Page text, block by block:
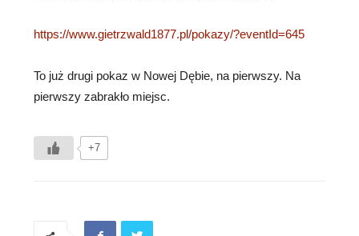
https://www.gietrzwald1877.pl/pokazy/?eventId=645
To już drugi pokaz w Nowej Dębie, na pierwszy. Na
pierwszy zabrakło miejsc.
+7